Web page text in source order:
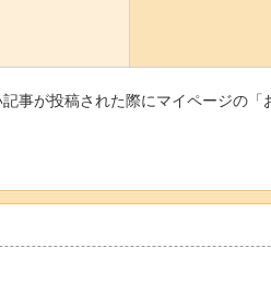
事が投稿された際にマイページの